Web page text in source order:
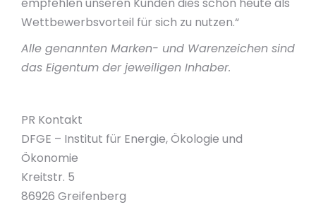
Wettbewerbsvorteil für sich zu nutzen.“
Alle genannten Marken- und Warenzeichen sind
das Eigentum der jeweiligen Inhaber.
PR Kontakt
DFGE – Institut für Energie, Ökologie und
Ökonomie
Kreitstr. 5
86926 Greifenberg